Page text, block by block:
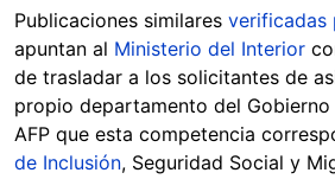
Publicaciones similares verificadas
apuntan al Ministerio del Interior
de trasladar a los solicitantes de
propio departamento del
AFP que esta competencia
de Inclusión, Seguridad Social y